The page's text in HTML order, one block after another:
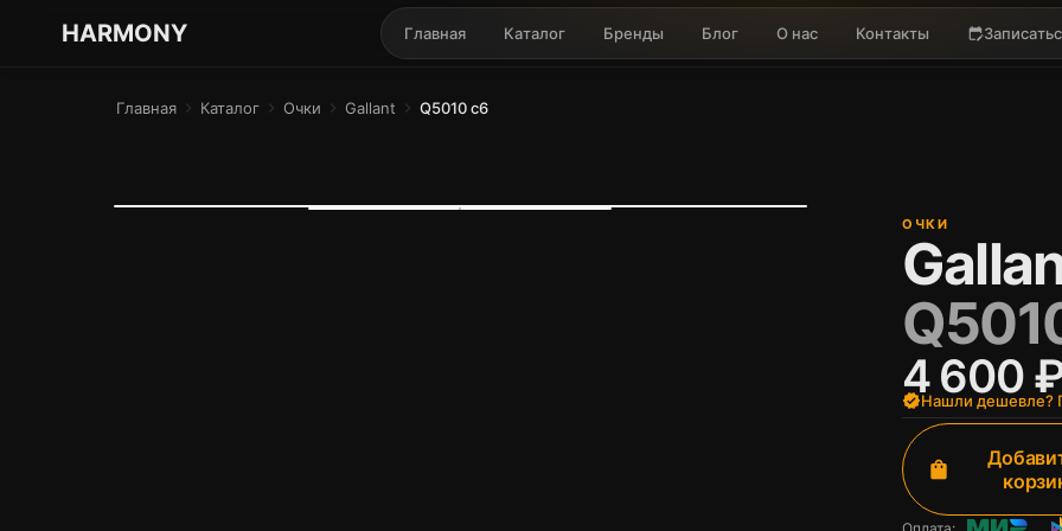
ГАРМОНИЯ ГЛАЗ
HARMONY Главная Каталог Бренды Блог О нас Контакты edit_calendar
Главная chevron_right Каталог chevron_right Очки chevron_right Gallant chevron_right Q5010 c6
ОЧКИ
4 600
verifiedНашли дешевле?
shopping_bag
Оплата: